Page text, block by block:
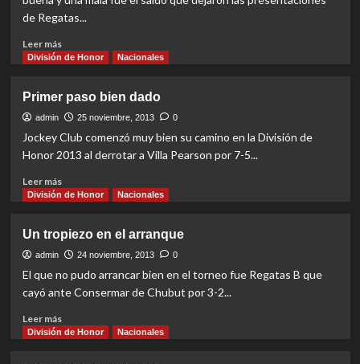
de Regatas...
Leer másRead
more
sí,
otra
no
para
A
División de Honor Nacionales
Primer paso bien dado
admin 25 noviembre, 2013 0
Jockey Club comenzó muy bien su camino en la División de
Honor 2013 al derrotar a Villa Pearson por 7-5...
Leer másRead
more
paso
bien
dado
División de Honor Nacionales
Un tropiezo en el arranque
admin 24 noviembre, 2013 0
El que no pudo arrancar bien en el torneo fue Regatas B que
cayó ante Consermar de Chubut por 3-2...
Leer másRead
more
División de Honor Nacionales